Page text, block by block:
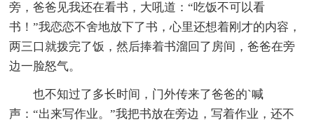
旁，爸爸见我还在看书，大吼道：“吃饭不可以看
书！”我恋恋不舍地放下了书，心里还想着刚才的内容，
两三口就拨完了饭，然后捧着书溜回了房间，爸爸在旁
边一脸怒气。
也不知过了多长时间，门外传来了爸爸的`喊
声：“出来写作业。”我把书放在旁边，写着作业，还不